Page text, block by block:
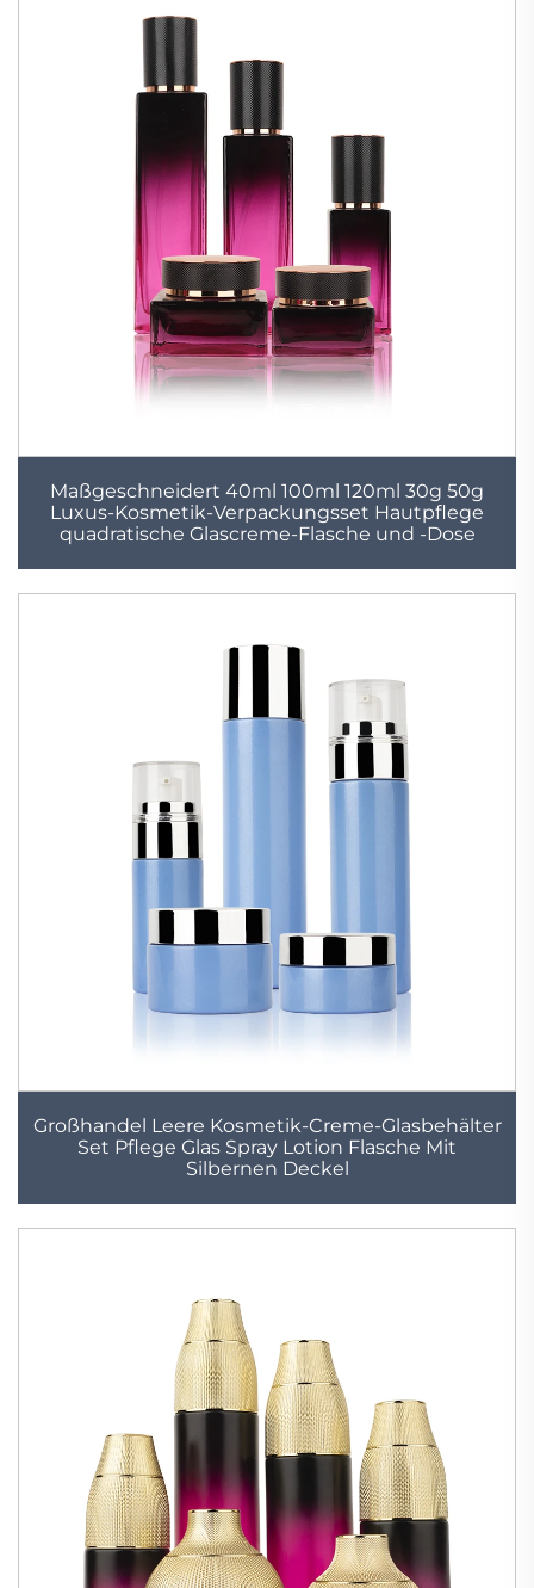
Maßgeschneidert 40ml 100ml 120ml 30g 50g
Luxus-Kosmetik-Verpackungsset Hautpflege
quadratische Glascreme-Flasche und -Dose
Großhandel Leere Kosmetik-Creme-Glasbehälter
Set Pflege Glas Spray Lotion Flasche Mit
Silbernen Deckel